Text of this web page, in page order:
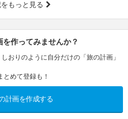
もっと見る
作ってみませんか？
おりのように自分だけの「旅の計画」
めて登録も！
計画を作成する